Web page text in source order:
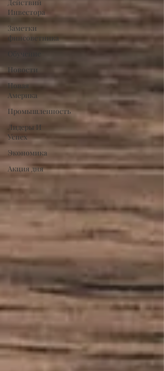
Действий
Инвестора
Заметки
финсоветника
Обучение
Новости
Новая
Америка
Промышленность
Лидеры И
Успех
Экономика
Акция дня